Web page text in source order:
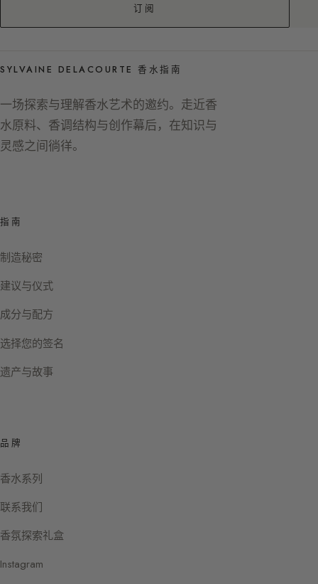
订阅
SYLVAINE DELACOURTE 香水指南
一场探索与理解香水艺术的邀约。走近香
水原料、香调结构与创作幕后，在知识与
灵感之间徜徉。
指南
制造秘密
建议与仪式
成分与配方
选择您的签名
遗产与故事
品牌
香水系列
联系我们
香氛探索礼盒
Instagram